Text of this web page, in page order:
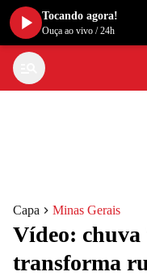
Capa Minas Gerais
Vídeo: chuva
transforma
Tocando agora!
Ouça ao vivo /24h